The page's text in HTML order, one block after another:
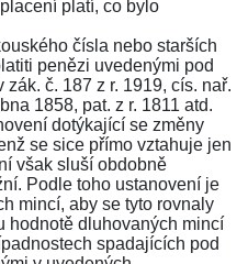
platí, co bylo
čísla nebo starších
penězi uvedenými pod
zák. č. 187 z r. 1919, cís. nař.
1858, pat. z r. 1811 atd.
dotýkající se změny
se sice přímo vztahuje jen
však sluší obdobně
Podle toho ustanovení je
mincí, aby se tyto rovnaly
hodnotě dluhovaných mincí
spadajících pod